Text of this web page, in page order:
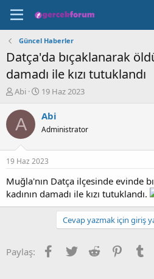
Güncel Haberler
Datça'da bıçaklanarak
damadı ile kızı tutuklandı
K
n
b
u
u
b
a
l
Abi
B
ş
a
g
ı
ç
t
a
19 Haz 2023
A Abi
Administrator
19 Haz 2023
Muğla'nın Datça ilçesinde evinde
kadının damadı ile kızı tutuklandı.
Cevap yazmak için giriş
Paylaş: Facebook
Twitter Reddit